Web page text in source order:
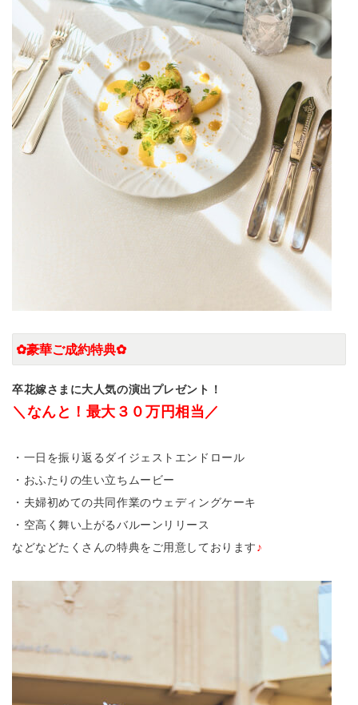
✿豪華ご成約特典✿
卒花嫁さまに大人気の演出プレゼント！
＼なんと！最大３０万円相当／
・一日を振り返るダイジェストエンドロール
・おふたりの生い立ちムービー
・夫婦初めての共同作業のウェディングケーキ
・空高く舞い上がるバルーンリリース
などなどたくさんの特典をご用意しております♪